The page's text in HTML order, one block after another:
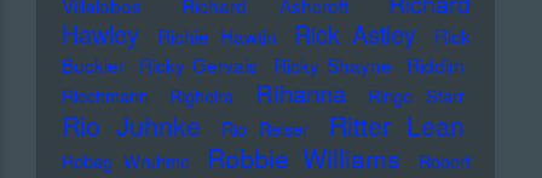
Villalobos
Richard Ashcroft
Hawley
Richie Hawtin Rick Astley
Rick
Buckler
Ricky Gervais Ricky Shayne Riddim
Riechmann Righeira Rihanna Ringo Starr
Rio Juhnke Rio Reiser Ritter Lean
Robag Wruhme Robbie Williams
Robert